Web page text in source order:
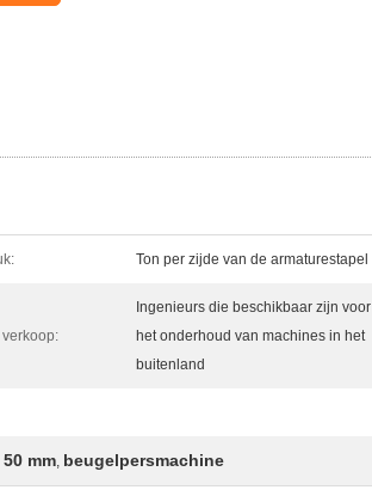
Ton per zijde van de armaturestapel
verkoop:
Ingenieurs die beschikbaar zijn voor
het onderhoud van machines in het
buitenland
mm, beugelpersmachine